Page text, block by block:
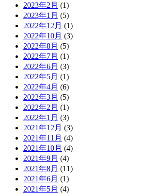
2023年2月 (1)
2023年1月 (5)
2022年12月 (1)
2022年10月 (3)
2022年8月 (5)
2022年7月 (1)
2022年6月 (3)
2022年5月 (1)
2022年4月 (6)
2022年3月 (5)
2022年2月 (1)
2022年1月 (3)
2021年12月 (3)
2021年11月 (4)
2021年10月 (4)
2021年9月 (4)
2021年8月 (11)
2021年6月 (1)
2021年5月 (4)